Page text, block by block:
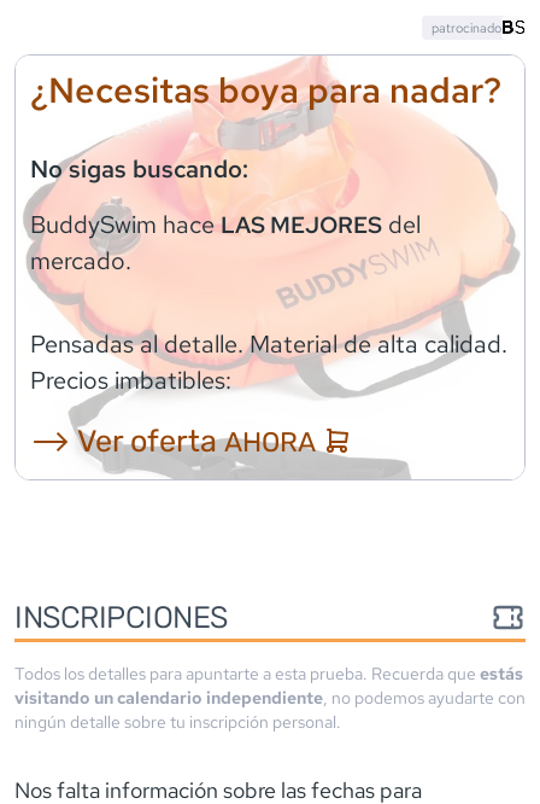
¿Necesitas boya para nadar?
No sigas buscando:
BuddySwim haceLAS MEJORES del
mercado.
Pensadas al detalle. Material de alta calidad.
Precios imbatibles:
⟶ Ver ofertaAHORA
patrocinado
INSCRIPCIONES
Todos los detalles para apuntarte a esta prueba. Recuerda que estás
visitando un calendario independiente, no podemos ayudarte con
ningún detalle sobre tu inscripción personal.
Nos falta información sobre las fechas para